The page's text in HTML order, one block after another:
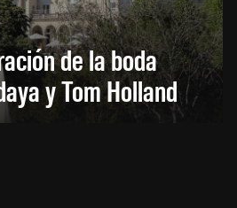
de la boda
y Tom Holland